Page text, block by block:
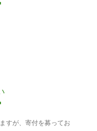
すが、寄付を募ってお